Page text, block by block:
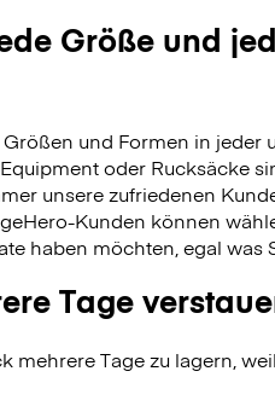
Größe und
und Formen in jeder
oder Rucksäcke
unsere zufriedenen
Kunden können
haben möchten, egal was
Tage
mehrere Tage zu lagern,